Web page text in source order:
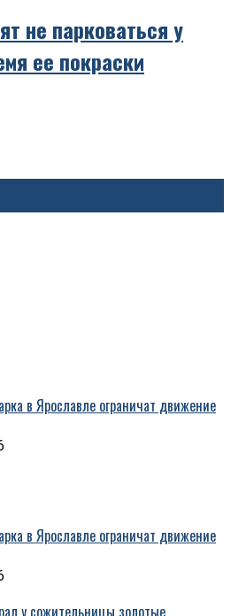
не парковаться у
ее покраски
в Ярославле ограничат движение
в Ярославле ограничат движение